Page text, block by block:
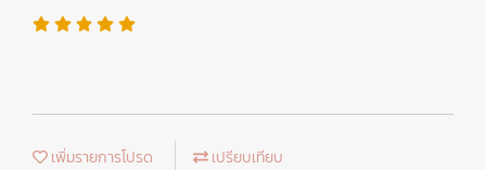
เพิ่มรายการโปรด เปรียบเทียบ